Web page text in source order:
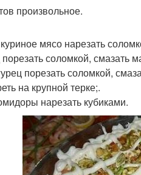
произвольное.
мясо нарезать
соломкой, смазать
порезать соломкой,
на крупной терке;.
нарезать кубиками.